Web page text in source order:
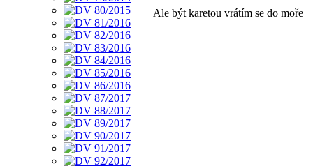
Ale být karetou vrátím se do moře